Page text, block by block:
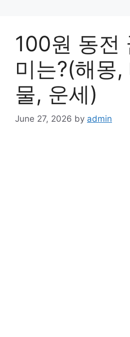
100원 동전
미는?(해몽,
물, 운세)
June 27, 2026 by admin